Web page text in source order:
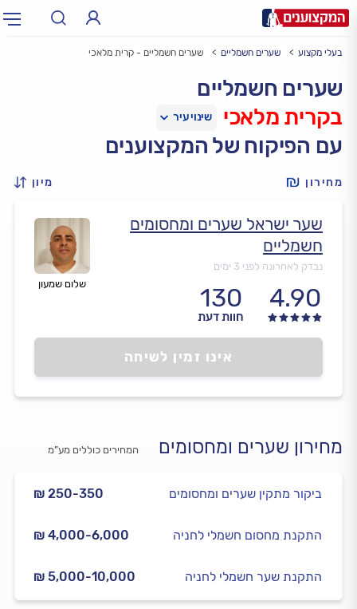
עירעיר: תל אביב, חיפה…
בעלי מקצוע שערים חשמליים שערים חשמליים - קרית מלאכי
שערים חשמליים
בקרית מלאכי
עם הפיקוח של המקצוענים
מחירון מיון
שלום שמעון
שער ישראל שערים ומחסומים
חשמליים
נבדק לאחרונה לפני 3 ימים
4.90
130
חוות דעת
אינו זמין לשיחה
מחירון שערים ומחסומים המחירים כוללים מע”מ
₪ 250-350 ביקור מתקין שערים ומחסומים
₪ 4,000-6,000 התקנת מחסום חשמלי לחניה
₪ 5,000-10,000 התקנת שער חשמלי לחניה